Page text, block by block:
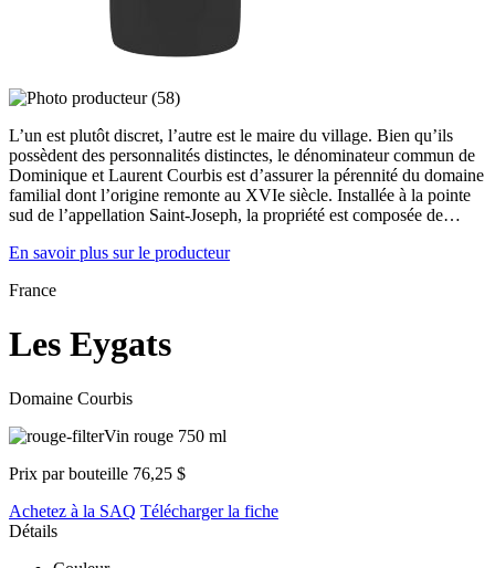
L’un est plutôt discret, l’autre est le maire du village. Bien qu’ils
possèdent des personnalités distinctes, le dénominateur commun de
Dominique et Laurent Courbis est d’assurer la pérennité du domaine
familial dont l’origine remonte au XVIe siècle. Installée à la pointe
sud de l’appellation Saint-Joseph, la propriété est composée de…
En savoir plus sur le producteur
France
Les Eygats
Domaine Courbis
Vin rouge 750 ml
Prix par bouteille 76,25 $
Achetez à la SAQ Télécharger la fiche
Détails